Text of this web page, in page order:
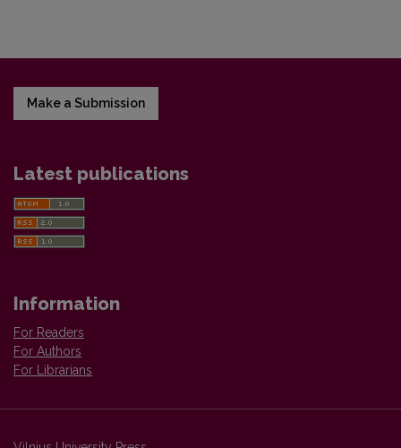
Make a Submission
Latest publications
Information
For Readers
For Authors
For Librarians